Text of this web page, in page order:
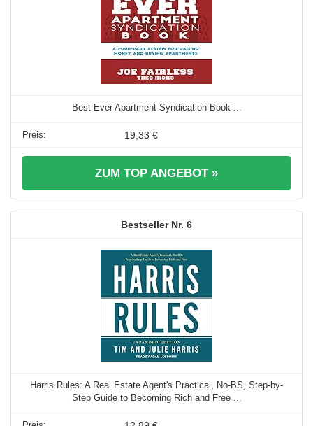
Best Ever Apartment Syndication Book ...
19,33 €
ZUM TOP ANGEBOT »
6
Harris Rules: A Real Estate Agent's Practical, No-BS, Step-by-
Step Guide to Becoming Rich and Free ...